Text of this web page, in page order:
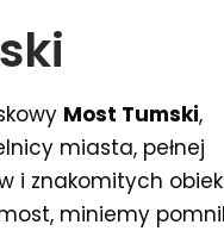
Most Tumski,
miasta, pełnej
i znakomitych
miniemy